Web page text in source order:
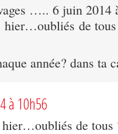
….. 6 juin 2014
de
année? dans ta
à 10h56
de tous